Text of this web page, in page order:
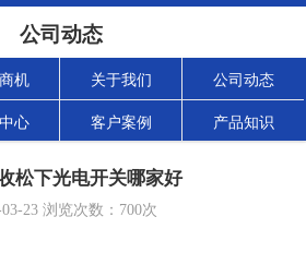
公司动态
机 关于我们 公司动态
心 客户案例 产品知识
松下光电开关哪家好
23浏览次数： 700次